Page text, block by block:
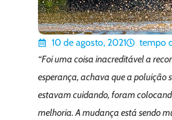
10 de agosto, 2021 tempo
“Foi uma coisa inacreditável a
esperança, achava que a poluição
estavam cuidando, foram
melhoria. A mudança está sendo